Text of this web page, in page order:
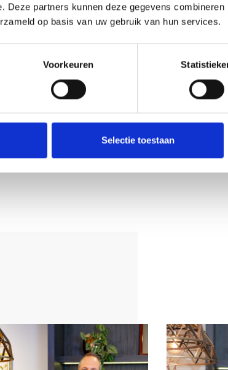
Deze partners kunnen deze gegevens
op basis van uw gebruik van hun services.
Voorkeuren
Selectie toestaan
station liggen
mondelinge
van